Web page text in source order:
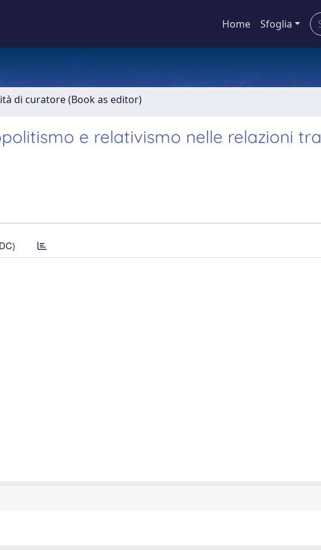
Home Sfoglia
di curatore (Book as editor)
e relativismo nelle relazioni tra